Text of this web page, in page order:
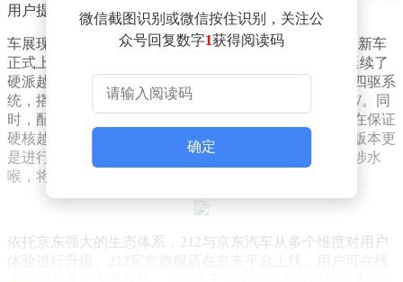
用户提供覆盖全场景的越野体验。
车展现场，212 T01 METTA与T01 METTA巴丹吉林两款新车
正式上市，指导价分别为18.99万元和21.99万元。新车延续了
硬派越野的基因，采用前后整体硬桥、大梁底盘与分时四驱系
统，搭载2.0T + 采埃孚8AT动力总成，最大功率达185kW。同
时，配备蠕行模式、坦克掉头、底盘透视等丰富配置，在保证
硬核越野性能的同时，兼顾了驾乘的舒适性。巴丹吉林版本更
是进行了升级，配备氮气减震、33英寸全地形胎与高位涉水
喉，将极限越野能力提升到新的高度。
依托京东强大的生态体系，212与京东汽车从多个维度对用户
微信截图识别或微信按住识别，关注公
众号回复数字1获得阅读码
确定